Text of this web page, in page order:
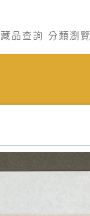
藏品查詢 分類瀏覽